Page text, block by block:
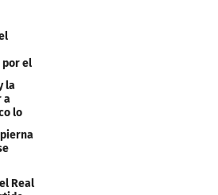
por el
la
a
lo
Real